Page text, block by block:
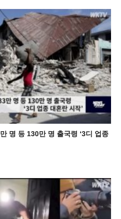
명 등 130만 명 출국령 ‘3디 업종